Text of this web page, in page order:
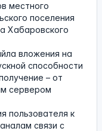
местного
поселения
Хабаровского
вложения на
способности
– от
сервером
пользователя к
связи с